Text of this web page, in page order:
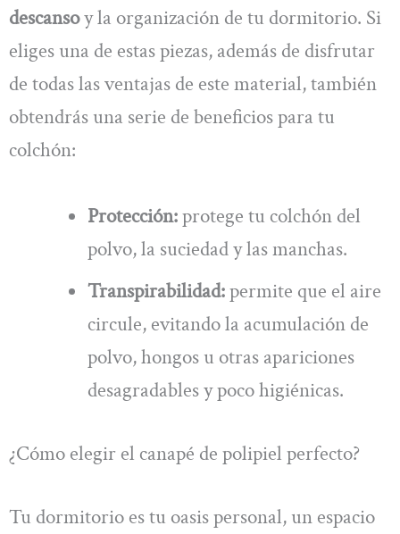
descansoy la organización de tu dormitorio. Si
eliges una de estas piezas, además de disfrutar
de todas las ventajas de este material, también
obtendrás una serie de beneficios para tu
colchón:
Protección:protege tu colchón del
polvo, la suciedad y las manchas.
Transpirabilidad:permite que el aire
circule, evitando la acumulación de
polvo, hongos u otras apariciones
desagradables y poco higiénicas.
¿Cómo elegir el canapé de polipiel perfecto?
Tu dormitorio es tu oasis personal, un espacio